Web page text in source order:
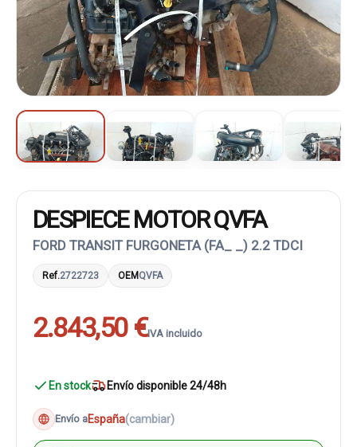
DESPIECE MOTOR QVFA
FORD TRANSIT FURGONETA (FA_ _) 2.2 TDCI
Ref.2722723 OEMQVFA
2.843,50 €IVA incluido
En stock Envío disponible 24/48h
Envío aEspaña(cambiar)